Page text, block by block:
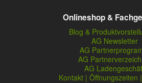
Onlineshop &
Blog &
AG Newsletter
AG
AG
AG
Kontakt | Öffnungszeiten